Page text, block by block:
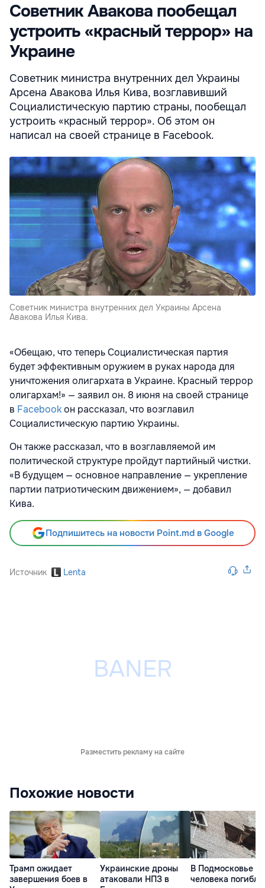
Советник Авакова пообещал
устроить «красный террор» на
Украине
Советник министра внутренних дел Украины
Арсена Авакова Илья Кива, возглавивший
Социалистическую партию страны, пообещал
устроить «красный террор». Об этом он
написал на своей странице в Facebook.
Советник министра внутренних дел Украины Арсена
Авакова Илья Кива.
«Обещаю, что теперь Социалистическая партия
будет эффективным оружием в руках народа для
уничтожения олигархата в Украине. Красный террор
олигархам!» — заявил он. 8 июня на своей странице
в Facebookон рассказал, что возглавил
Социалистическую партию Украины.
Он также рассказал, что в возглавляемой им
политической структуре пройдут партийный чистки.
«В будущем — основное направление — укрепление
партии патриотическим движением», — добавил
Кива.
Подпишитесь на новости Point.md в Google
Источник Lenta
Разместить рекламу на сайте
Похожие новости
Трамп ожидает
завершения боев в
Украинские дроны
атаковали НПЗ в
В Подмосковье
человека